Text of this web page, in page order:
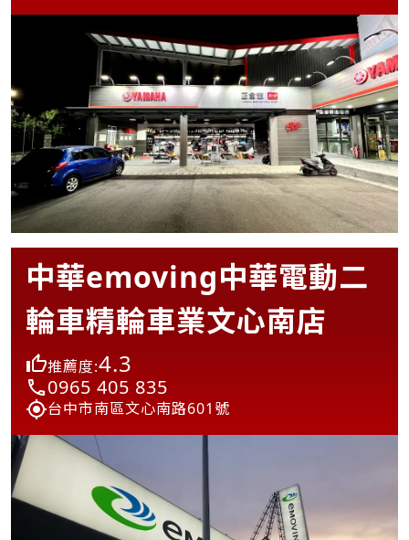
中華emoving中華電動二
輪車精輪車業文心南店
推薦度:4.3
0965 405 835
台中市南區文心南路601號